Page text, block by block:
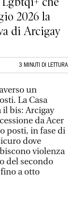
2026 la
di Arcigay
3 MINUTI DI LETTURA
un
La Casa
il bis: Arcigay
da Acer
posti, in fase di
dove
violenza
del secondo
a otto